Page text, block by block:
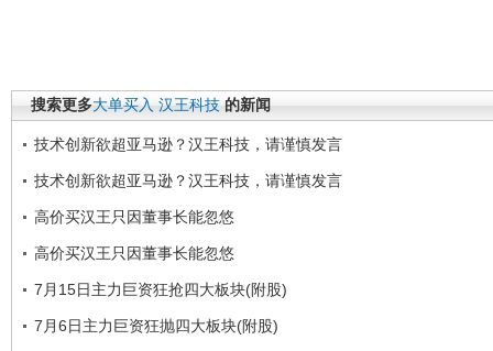
搜索更多大单买入 汉王科技 的新闻
技术创新欲超亚马逊？汉王科技，请谨慎发言
技术创新欲超亚马逊？汉王科技，请谨慎发言
高价买汉王只因董事长能忽悠
高价买汉王只因董事长能忽悠
7月15日主力巨资狂抢四大板块(附股)
7月6日主力巨资狂抛四大板块(附股)